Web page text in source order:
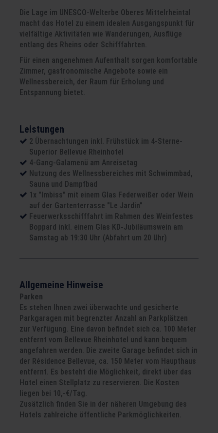
Die Lage im UNESCO-Welterbe Oberes Mittelrheintal
macht das Hotel zu einem idealen Ausgangspunkt für
vielfältige Aktivitäten wie Wanderungen, Ausflüge
entlang des Rheins oder Schifffahrten.
Für einen angenehmen Aufenthalt sorgen komfortable
Zimmer, gastronomische Angebote sowie ein
Wellnessbereich, der Raum für Erholung und
Entspannung bietet.
Leistungen
2 Übernachtungen inkl. Frühstück im 4-Sterne-
Superior Bellevue Rheinhotel
4-Gang-Galamenü am Anreisetag
Nutzung des Wellnessbereiches mit Schwimmbad,
Sauna und Dampfbad
1x "Imbiss" mit einem Glas Federweißer oder Wein
auf der Gartenterrasse "Le Jardin"
Feuerwerksschifffahrt im Rahmen des Weinfestes
Boppard inkl. einem Glas KD-Jubiläumswein am
Samstag ab 19:30 Uhr (Abfahrt um 20 Uhr)
Allgemeine Hinweise
Parken
Es stehen Ihnen zwei überwachte und gesicherte
Parkgaragen mit begrenzter Anzahl an Parkplätzen
zur Verfügung. Eine davon befindet sich ca. 100 Meter
entfernt vom Bellevue Rheinhotel und kann bequem
angefahren werden. Die zweite Garage befindet sich in
der Résidence Bellevue, ca. 150 Meter vom Haupthaus
entfernt. Es besteht die Möglichkeit, direkt über das
Hotel einen Stellplatz zu reservieren. Die Kosten
liegen bei 10,-€/Tag.
Zusätzlich finden Sie in der näheren Umgebung des
Hotels zahlreiche öffentliche Parkmöglichkeiten.